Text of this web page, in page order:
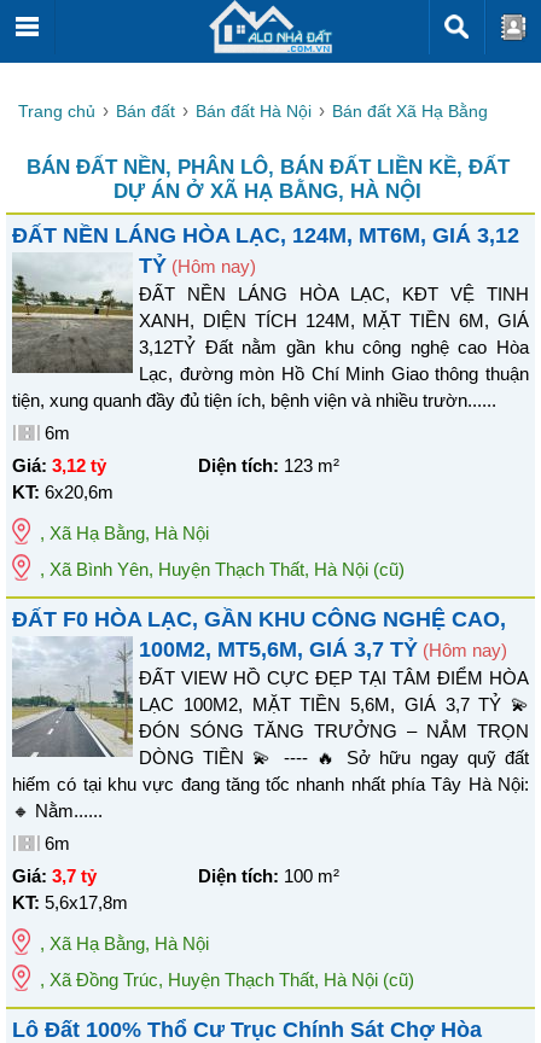
Trang chủ Bán đất Bán đất Hà Nội Bán đất Xã Hạ Bằng
BÁN ĐẤT NỀN, PHÂN LÔ, BÁN ĐẤT LIỀN KỀ, ĐẤT
DỰ ÁN Ở XÃ HẠ BẰNG, HÀ NỘI
ĐẤT NỀN LÁNG HÒA LẠC, 124M, MT6M, GIÁ 3,12
TỶ (Hôm nay)
ĐẤT NỀN LÁNG HÒA LẠC, KĐT VỆ TINH
XANH, DIỆN TÍCH 124M, MẶT TIỀN 6M, GIÁ
3,12TỶ Đất nằm gần khu công nghệ cao Hòa
Lạc, đường mòn Hồ Chí Minh Giao thông thuận
tiện, xung quanh đầy đủ tiện ích, bệnh viện và nhiều trườn......
6m
Giá: 3,12 tỷ Diện tích: 123 m²
KT: 6x20,6m
, Xã Hạ Bằng, Hà Nội
, Xã Bình Yên, Huyện Thạch Thất, Hà Nội (cũ)
ĐẤT F0 HÒA LẠC, GẦN KHU CÔNG NGHỆ CAO,
100M2, MT5,6M, GIÁ 3,7 TỶ (Hôm nay)
ĐẤT VIEW HỒ CỰC ĐẸP TẠI TÂM ĐIỂM HÒA
LẠC 100M2, MẶT TIỀN 5,6M, GIÁ 3,7 TỶ 💫
ĐÓN SÓNG TĂNG TRƯỞNG – NẮM TRỌN
DÒNG TIỀN 💫 ---- 🔥 Sở hữu ngay quỹ đất
hiếm có tại khu vực đang tăng tốc nhanh nhất phía Tây Hà Nội:
🔸 Nằm......
6m
Giá: 3,7 tỷ Diện tích: 100 m²
KT: 5,6x17,8m
, Xã Hạ Bằng, Hà Nội
, Xã Đồng Trúc, Huyện Thạch Thất, Hà Nội (cũ)
Lô Đất 100% Thổ Cư Trục Chính Sát Chợ Hòa